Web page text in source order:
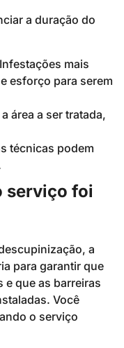
a duração do
Infestações mais
esforço para serem
área a ser tratada,
técnicas podem
serviço foi
a
para garantir que
que as barreiras
Você
o serviço